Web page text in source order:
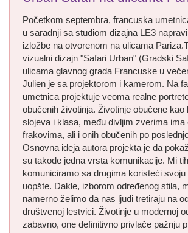
Početkom septembra, francuska
u saradnji sa studiom dizajna LE3
izložbe na otvorenom na ulicama
vizualni dizajn "Safari Urban" (Gradski
ulicama glavnog grada Francuske u
Julien je sa projektorom i kamerom. Na
umetnica projektuje veoma realne
obučenih životinja. Životinje obučene kao
slojeva i klasa, među divljim zverima ima
frakovima, ali i onih obučenih po
Osnovna ideja autora projekta je da
su takođe jedna vrsta komunikacije. Mi
komuniciramo sa drugima koristeći svoju
uopšte. Dakle, izborom određenog stila,
namerno želimo da nas ljudi tretiraju na
društvenoj lestvici. Životinje u modernoj
zabavno, one definitivno privlače pažnju